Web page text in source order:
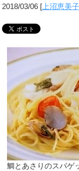
2018/03/06 [ 上沼恵美
鯛とあさりのスパゲ